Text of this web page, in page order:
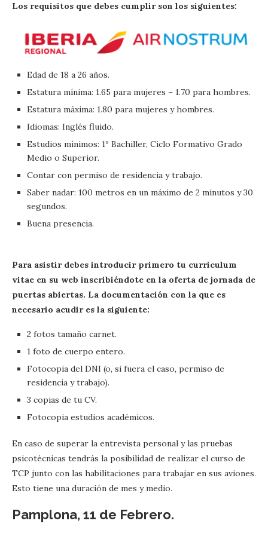
Los requisitos que debes cumplir son los siguientes:
Edad de 18 a 26 años.
Estatura mínima: 1.65 para mujeres – 1.70 para hombres.
Estatura máxima: 1.80 para mujeres y hombres.
Idiomas: Inglés fluido.
Estudios mínimos: 1º Bachiller, Ciclo Formativo Grado
Medio o Superior.
Contar con permiso de residencia y trabajo.
Saber nadar: 100 metros en un máximo de 2 minutos y 30
segundos.
Buena presencia.
Para asistir debes introducir primero tu curriculum
vitae en su web inscribiéndote en la oferta de jornada de
puertas abiertas. La documentación con la que es
necesario acudir es la siguiente:
2 fotos tamaño carnet.
1 foto de cuerpo entero.
Fotocopia del DNI (o, si fuera el caso, permiso de
residencia y trabajo).
3 copias de tu CV.
Fotocopia estudios académicos.
En caso de superar la entrevista personal y las pruebas
psicotécnicas tendrás la posibilidad de realizar el curso de
TCP junto con las habilitaciones para trabajar en sus aviones.
Esto tiene una duración de mes y medio.
Pamplona, 11 de Febrero.